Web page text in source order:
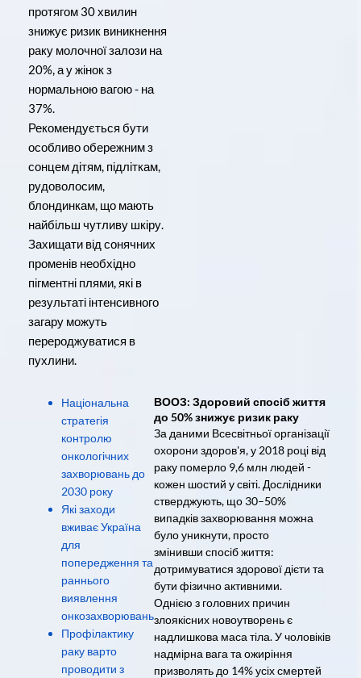
протягом 30 хвилин
знижує ризик виникнення
раку молочної залози на
20%, а у жінок з
нормальною вагою - на
37%.
Рекомендується бути
особливо обережним з
сонцем дітям, підліткам,
рудоволосим,
блондинкам, що мають
найбільш чутливу шкіру.
Захищати від сонячних
променів необхідно
пігментні плями, які в
результаті інтенсивного
загару можуть
перероджуватися в
пухлини.
Національна
стратегія
контролю
онкологічних
захворювань до
2030 року
Які заходи
вживає Україна
для
попередження та
раннього
виявлення
онкозахворювань
Профілактику
раку варто
проводити з
ВООЗ: Здоровий спосіб життя
до 50% знижує ризик раку
За даними Всесвітньої організації
охорони здоров'я, у 2018 році від
раку померло 9,6 млн людей -
кожен шостий у світі. Дослідники
стверджують, що 30–50%
випадків захворювання можна
було уникнути, просто
змінивши спосіб життя:
дотримуватися здорової дієти та
бути фізично активними.
Однією з головних причин
злоякісних новоутворень є
надлишкова маса тіла. У чоловіків
надмірна вага та ожиріння
призволять до 14% усіх смертей